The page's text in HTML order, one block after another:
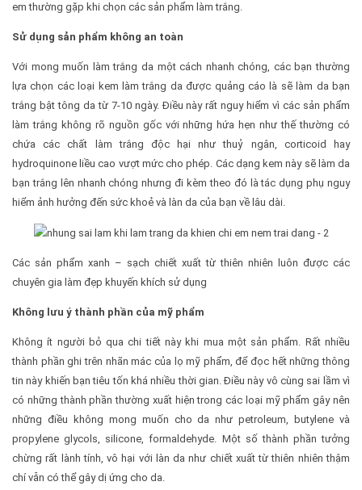
em thường gặp khi chọn các sản phẩm làm trắng.
Sử dụng sản phẩm không an toàn
Với mong muốn làm trắng da một cách nhanh chóng, các bạn thường
lựa chọn các loại kem làm trắng da được quảng cáo là sẽ làm da bạn
trắng bật tông da từ 7-10 ngày. Điều này rất nguy hiểm vì các sản phẩm
làm trắng không rõ nguồn gốc với những hứa hẹn như thế thường có
chứa các chất làm trắng độc hại như thuỷ ngân, corticoid hay
hydroquinone liều cao vượt mức cho phép. Các dạng kem này sẽ làm da
bạn trắng lên nhanh chóng nhưng đi kèm theo đó là tác dụng phụ nguy
hiểm ảnh hưởng đến sức khoẻ và làn da của bạn về lâu dài.
Các sản phẩm xanh – sạch chiết xuất từ thiên nhiên luôn được các
chuyên gia làm đẹp khuyến khích sử dụng
Không lưu ý thành phần của mỹ phẩm
Không ít người bỏ qua chi tiết này khi mua một sản phẩm. Rất nhiều
thành phần ghi trên nhãn mác của lọ mỹ phẩm, để đọc hết những thông
tin này khiến bạn tiêu tốn khá nhiều thời gian. Điều này vô cùng sai lầm vì
có những thành phần thường xuất hiện trong các loại mỹ phẩm gây nên
những điều không mong muốn cho da như petroleum, butylene và
propylene glycols, silicone, formaldehyde. Một số thành phần tưởng
chừng rất lành tính, vô hại với làn da như chiết xuất từ thiên nhiên thậm
chí vẫn có thể gây dị ứng cho da.